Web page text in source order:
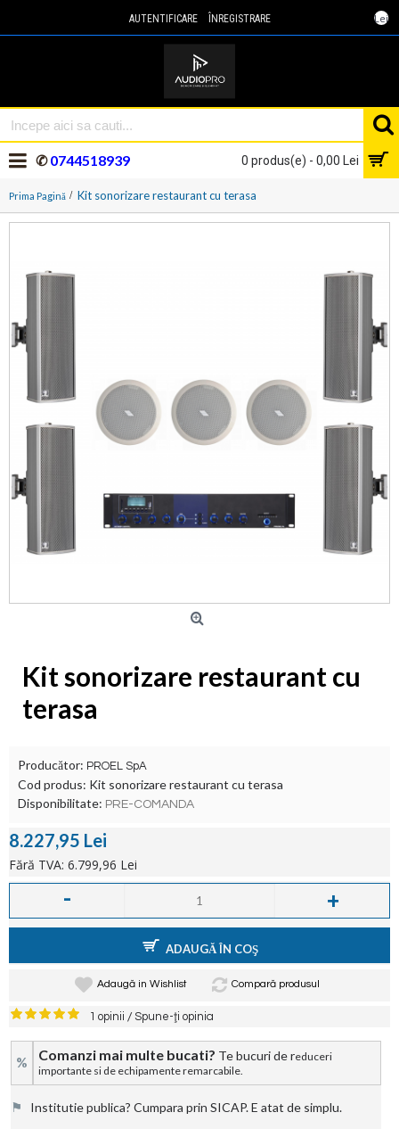
Lei
AUTENTIFICARE ÎNREGISTRARE
0 produs(e) - 0,00 Lei
✆0744518939
Prima Pagină Kit sonorizare restaurant cu terasa
Kit sonorizare restaurant cu
terasa
Producător: PROEL SpA
Cod produs: Kit sonorizare restaurant cu terasa
Disponibilitate: PRE-COMANDA
8.227,95 Lei
Fără TVA: 6.799,96 Lei
- +
ADAUGĂ ÎN COŞ
Adaugă in Wishlist Compară produsul
1 opinii /Spune-ţi opinia
% Comanzi mai multe bucati? Te bucuri de reduceri
importante si de echipamente remarcabile.
⚑ Institutie publica? Cumpara prin SICAP. E atat de simplu.